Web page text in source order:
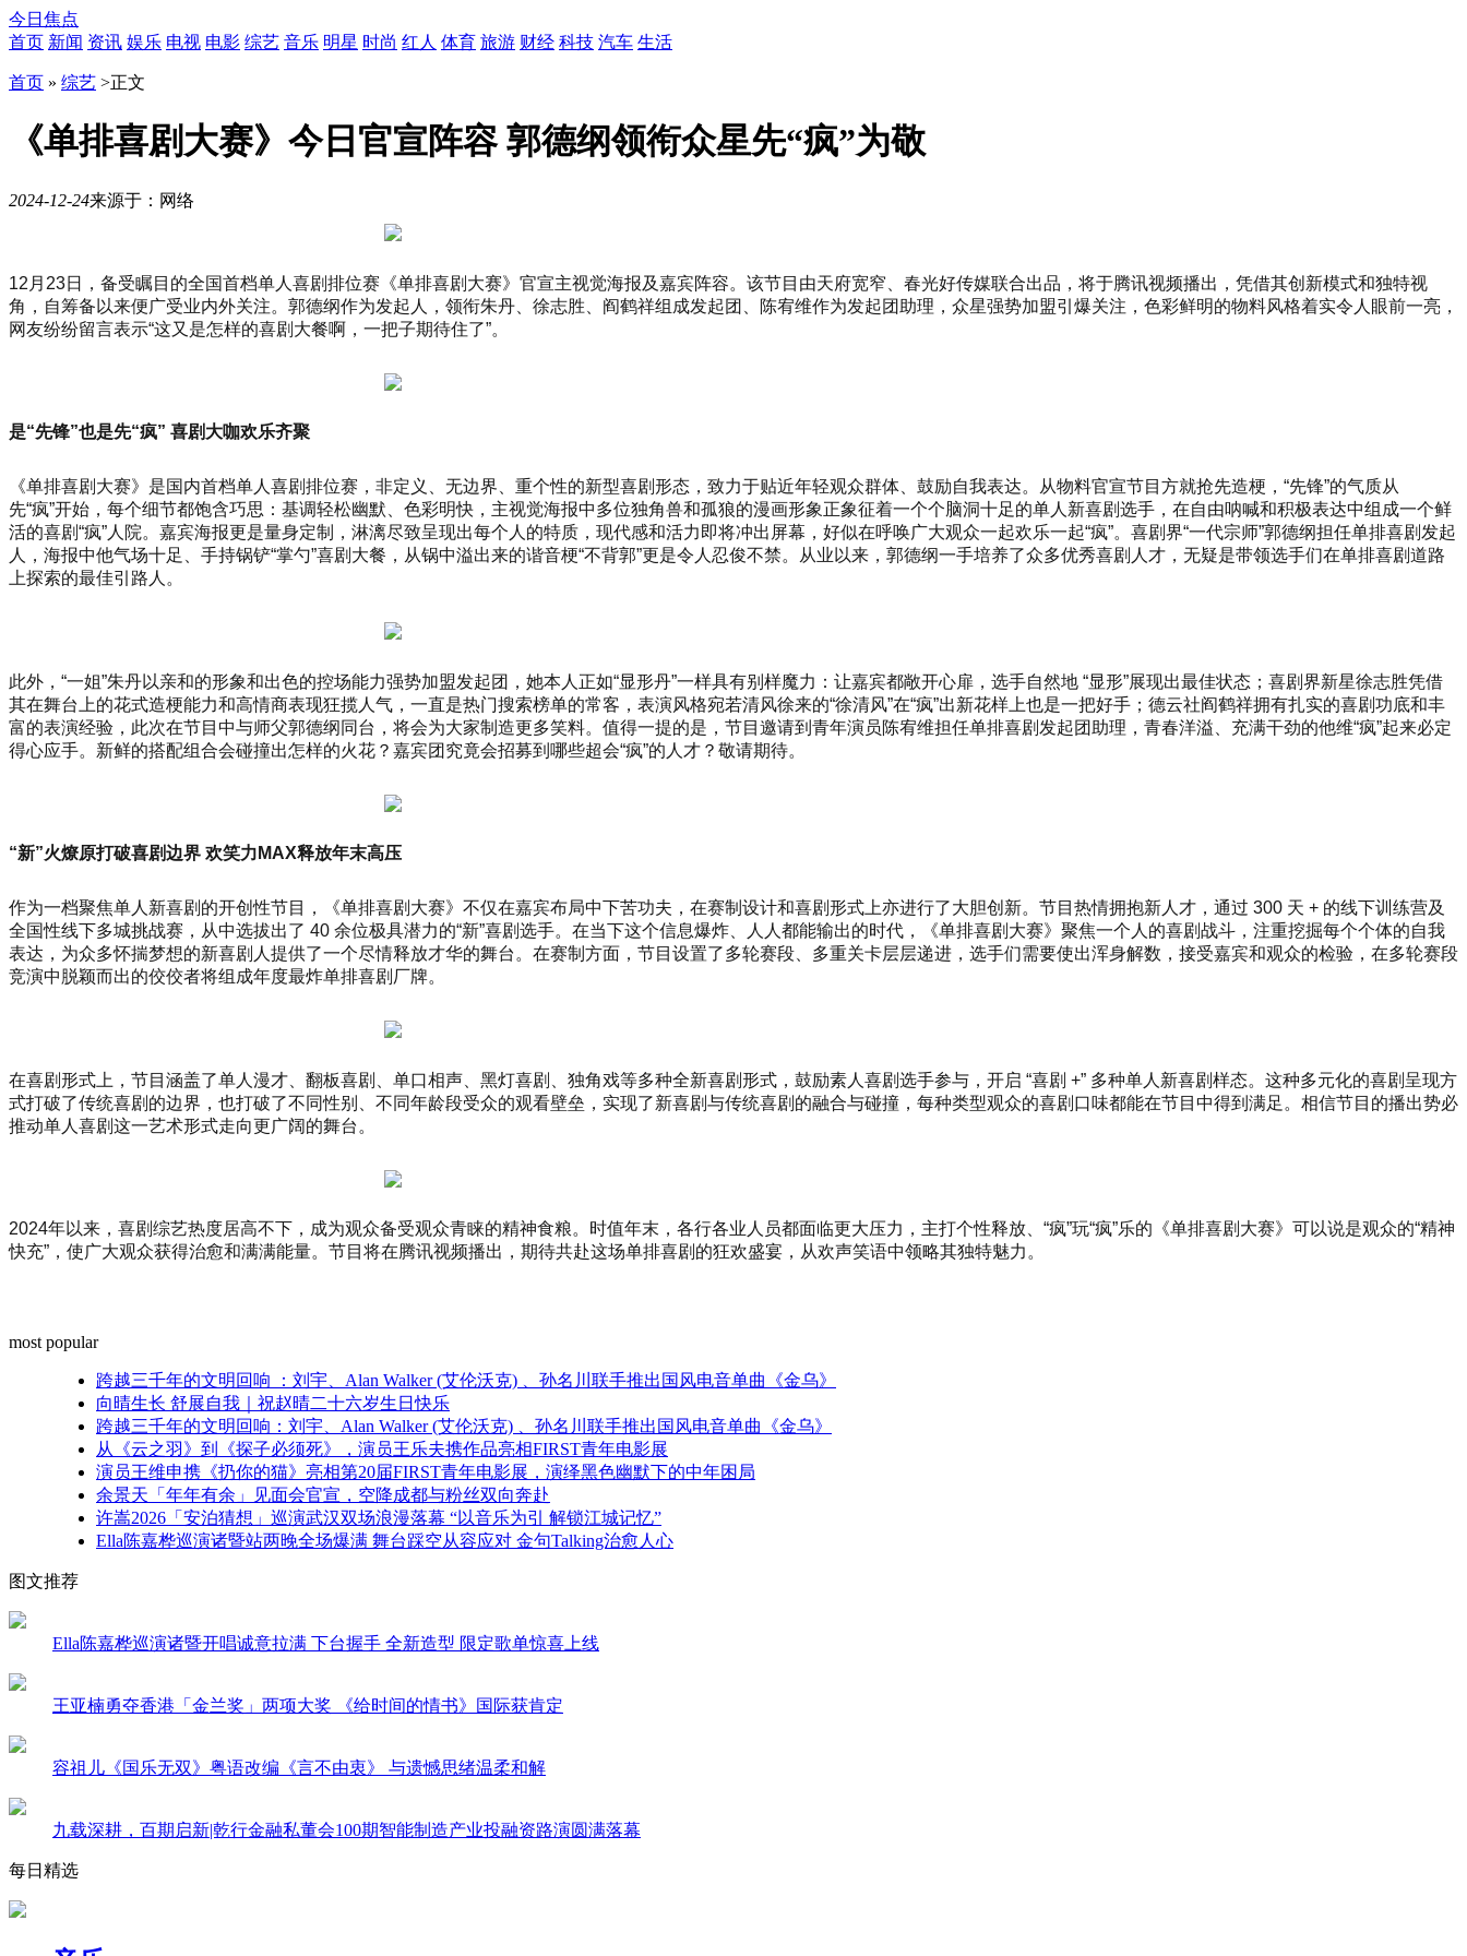
今日焦点
首页 新闻 资讯 娱乐 电视 电影 综艺 音乐 明星 时尚 红人 体育 旅游 财经 科技 汽车 生活
首页 » 综艺 >正文
《单排喜剧大赛》今日官宣阵容 郭德纲领衔众星先“疯”为敬
2024-12-24来源于：网络
日
19
时
东
时
尚
杭
州」
暨
第
31
届
中
国
年
师
时
装
大
赛
在
杭
寿
宫
行。
12月23日，备受瞩目的全国首档单人喜剧排位赛《单排喜剧大赛》官宣主视觉海报及嘉宾阵容。该节目由天府宽窄、春光好传媒联合出品，将于腾讯视频播出，凭借其创新模式和独特视
角，自筹备以来便广受业内外关注。郭德纲作为发起人，领衔朱丹、徐志胜、阎鹤祥组成发起团、陈宥维作为发起团助理，众星强势加盟引爆关注，色彩鲜明的物料风格着实令人眼前一亮，
网友纷纷留言表示“这又是怎样的喜剧大餐啊，一把子期待住了”。
是“先锋”也是先“疯” 喜剧大咖欢乐齐聚
《单排喜剧大赛》是国内首档单人喜剧排位赛，非定义、无边界、重个性的新型喜剧形态，致力于贴近年轻观众群体、鼓励自我表达。从物料官宣节目方就抢先造梗，“先锋”的气质从
先“疯”开始，每个细节都饱含巧思：基调轻松幽默、色彩明快，主视觉海报中多位独角兽和孤狼的漫画形象正象征着一个个脑洞十足的单人新喜剧选手，在自由呐喊和积极表达中组成一个鲜
活的喜剧“疯”人院。嘉宾海报更是量身定制，淋漓尽致呈现出每个人的特质，现代感和活力即将冲出屏幕，好似在呼唤广大观众一起欢乐一起“疯”。喜剧界“一代宗师”郭德纲担任单排喜剧发起
人，海报中他气场十足、手持锅铲“掌勺”喜剧大餐，从锅中溢出来的谐音梗“不背郭”更是令人忍俊不禁。从业以来，郭德纲一手培养了众多优秀喜剧人才，无疑是带领选手们在单排喜剧道路
上探索的最佳引路人。
此外，“一姐”朱丹以亲和的形象和出色的控场能力强势加盟发起团，她本人正如“显形丹”一样具有别样魔力：让嘉宾都敞开心扉，选手自然地 “显形”展现出最佳状态；喜剧界新星徐志胜凭借
其在舞台上的花式造梗能力和高情商表现狂揽人气，一直是热门搜索榜单的常客，表演风格宛若清风徐来的“徐清风”在“疯”出新花样上也是一把好手；德云社阎鹤祥拥有扎实的喜剧功底和丰
富的表演经验，此次在节目中与师父郭德纲同台，将会为大家制造更多笑料。值得一提的是，节目邀请到青年演员陈宥维担任单排喜剧发起团助理，青春洋溢、充满干劲的他维“疯”起来必定
得心应手。新鲜的搭配组合会碰撞出怎样的火花？嘉宾团究竟会招募到哪些超会“疯”的人才？敬请期待。
“新”火燎原打破喜剧边界 欢笑力MAX释放年末高压
作为一档聚焦单人新喜剧的开创性节目，《单排喜剧大赛》不仅在嘉宾布局中下苦功夫，在赛制设计和喜剧形式上亦进行了大胆创新。节目热情拥抱新人才，通过 300 天 + 的线下训练营及
全国性线下多城挑战赛，从中选拔出了 40 余位极具潜力的“新”喜剧选手。在当下这个信息爆炸、人人都能输出的时代，《单排喜剧大赛》聚焦一个人的喜剧战斗，注重挖掘每个个体的自我
表达，为众多怀揣梦想的新喜剧人提供了一个尽情释放才华的舞台。在赛制方面，节目设置了多轮赛段、多重关卡层层递进，选手们需要使出浑身解数，接受嘉宾和观众的检验，在多轮赛段
竞演中脱颖而出的佼佼者将组成年度最炸单排喜剧厂牌。
在喜剧形式上，节目涵盖了单人漫才、翻板喜剧、单口相声、黑灯喜剧、独角戏等多种全新喜剧形式，鼓励素人喜剧选手参与，开启 “喜剧 +” 多种单人新喜剧样态。这种多元化的喜剧呈现方
式打破了传统喜剧的边界，也打破了不同性别、不同年龄段受众的观看壁垒，实现了新喜剧与传统喜剧的融合与碰撞，每种类型观众的喜剧口味都能在节目中得到满足。相信节目的播出势必
推动单人喜剧这一艺术形式走向更广阔的舞台。
2024年以来，喜剧综艺热度居高不下，成为观众备受观众青睐的精神食粮。时值年末，各行各业人员都面临更大压力，主打个性释放、“疯”玩“疯”乐的《单排喜剧大赛》可以说是观众的“精神
快充”，使广大观众获得治愈和满满能量。节目将在腾讯视频播出，期待共赴这场单排喜剧的狂欢盛宴，从欢声笑语中领略其独特魅力。
most popular
跨越三千年的文明回响 ：刘宇、Alan Walker (艾伦沃克) 、孙名川联手推出国风电音单曲《金乌》
向晴生长 舒展自我｜祝赵晴二十六岁生日快乐
跨越三千年的文明回响：刘宇、Alan Walker (艾伦沃克) 、孙名川联手推出国风电音单曲《金乌》
从《云之羽》到《探子必须死》，演员王乐夫携作品亮相FIRST青年电影展
演员王维申携《扔你的猫》亮相第20届FIRST青年电影展，演绎黑色幽默下的中年困局
余景天「年年有余」见面会官宣，空降成都与粉丝双向奔赴
许嵩2026「安泊猜想」巡演武汉双场浪漫落幕 “以音乐为引 解锁江城记忆”
Ella陈嘉桦巡演诸暨站两晚全场爆满 舞台踩空从容应对 金句Talking治愈人心
图文推荐
Ella陈嘉桦巡演诸暨开唱诚意拉满 下台握手 全新造型 限定歌单惊喜上线
王亚楠勇夺香港「金兰奖」两项大奖 《给时间的情书》国际获肯定
容祖儿《国乐无双》粤语改编《言不由衷》 与遗憾思绪温柔和解
九载深耕，百期启新|乾行金融私董会100期智能制造产业投融资路演圆满落幕
每日精选